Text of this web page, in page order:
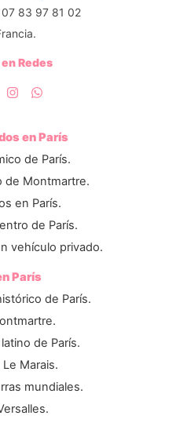
83 97 81 02
Redes
en París
de París.
de Montmartre.
en París.
de París.
vehículo privado.
París
de París.
de París.
Marais.
mundiales.